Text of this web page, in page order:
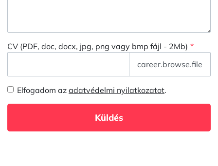
CV (PDF, doc, docx, jpg, png vagy bmp fájl - 2Mb)
Elfogadom az adatvédelmi nyilatkozatot.
Küldés